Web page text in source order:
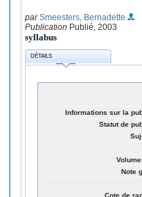
parSmeesters, Bernadette
Publication Publié, 2003
syllabus
DÉTAILS
Informations sur la
Statut de
Note
Cote de